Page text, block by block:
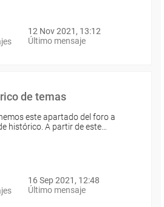
12 Nov 2021, 13:12
Último mensaje
de temas
este apartado del foro a
histórico. A partir de este…
16 Sep 2021, 12:48
Último mensaje